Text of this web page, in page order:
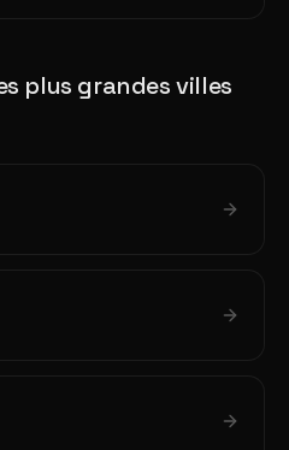
plus grandes villes